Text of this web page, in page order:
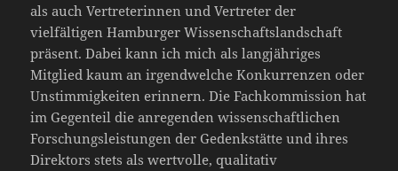
als auch Vertreterinnen und Vertreter der
vielfältigen Hamburger Wissenschaftslandschaft
präsent. Dabei kann ich mich als langjähriges
Mitglied kaum an irgendwelche Konkurrenzen oder
Unstimmigkeiten erinnern. Die Fachkommission hat
im Gegenteil die anregenden wissenschaftlichen
Forschungsleistungen der Gedenkstätte und ihres
Direktors stets als wertvolle, qualitativ